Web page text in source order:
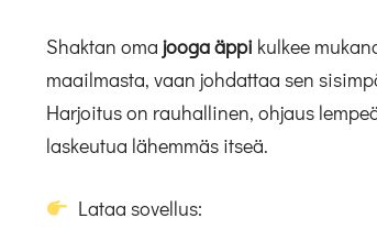
Shaktan oma jooga äppi kulkee
maailmasta, vaan johdattaa sen
Harjoitus on rauhallinen, ohjaus
laskeutua lähemmäs itseä.
Lataa sovellus: